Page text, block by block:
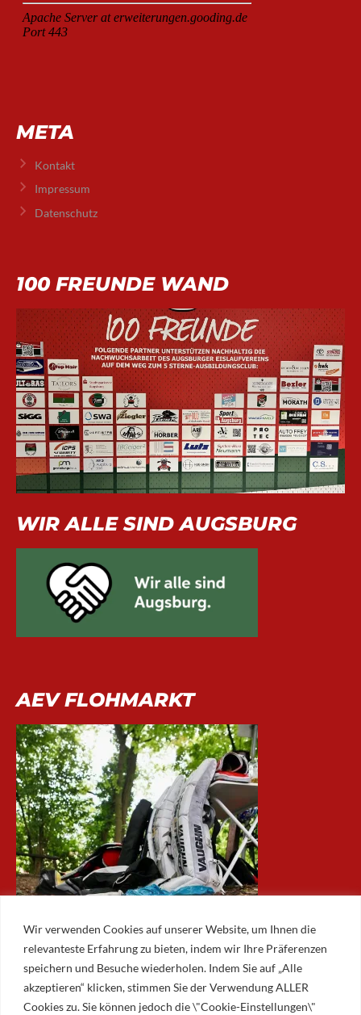
Wir verwenden Cookies auf unserer Website, um Ihnen die
relevanteste Erfahrung zu bieten, indem wir Ihre Präferenzen
speichern und Besuche wiederholen. Indem Sie auf „Alle
akzeptieren“ klicken, stimmen Sie der Verwendung ALLER
Cookies zu. Sie können jedoch die \"Cookie-Einstellungen\"
META
Kontakt
Impressum
Datenschutz
100 FREUNDE WAND
WIR ALLE SIND AUGSBURG
AEV FLOHMARKT
ARCHIV